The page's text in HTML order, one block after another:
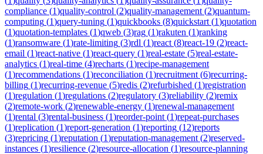
compliance (1)quality-control (2)quality-management (2)quantum-
computing (1)query-tuning (1)quickbooks (8)quickstart (1)quotation
(1)quotation-templates (1)qweb (3)rag (1)rakuten (1)ranking
(1)ransomware (1)rate-limiting (3)rdl (1)react (8)react-19 (2)react-
email (1)react-native (1)react-query (1)real-estate (5)real-estate-
analytics (1)real-time (4)recharts (1)recipe-management
(1)recommendations (1)reconciliation (1)recruitment (6)recurring-
billing (1)recurring-revenue (5)redis (2)refurbished (1)registration
(1)regulation (1)regulations (2)regulatory (3)reliability (2)remix
(2)remote-work (2)renewable-energy (1)renewal-management
(1)rental (3)rental-business (1)reorder-point (1)repeat-purchases
(1)replication (1)report-generation (1)reporting (12)reports
(3)repricing (1)reputation (1)reputation-management (2)reserved-
instances (1)resilience (2)resource-allocation (1)resource-planning